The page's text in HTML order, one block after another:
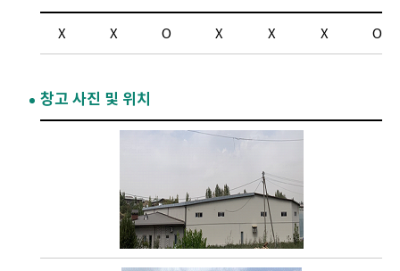
X X O X X X O
창고 사진 및 위치